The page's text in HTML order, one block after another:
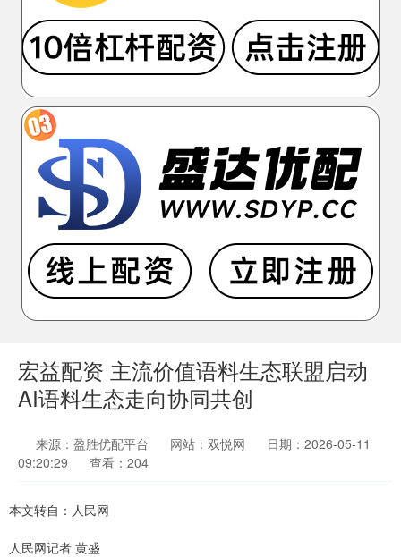
宏益配资 主流价值语料生态联盟启动
AI语料生态走向协同共创
来源：盈胜优配平台 网站：双悦网
日期：2026-05-11
09:20:29
查看：204
本文转自：人民网
人民网记者 黄盛